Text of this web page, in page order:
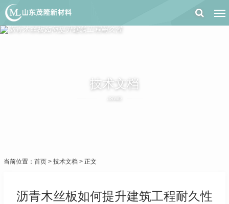
技术文档
JSWD
当前位置： 首页 > 技术文档 > 正文
沥青木丝板如何提升建筑工程耐久性